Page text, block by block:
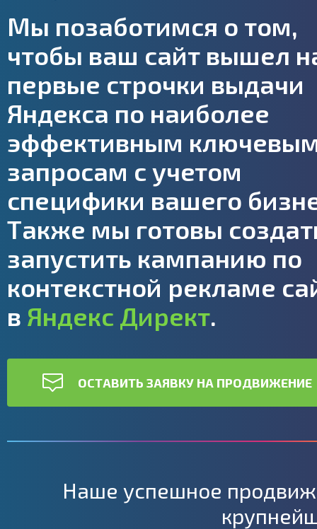
Мы позаботимся о том,
чтобы ваш сайт вышел
первые строчки выдачи
Яндекса по наиболее
эффективным
запросам с учетом
специфики вашего
Также мы готовы
запустить кампанию по
контекстной рекламе
в Яндекс Директ.
ОСТАВИТЬ ЗАЯВКУ НА ПРОДВИЖЕНИЕ
Наше успешное